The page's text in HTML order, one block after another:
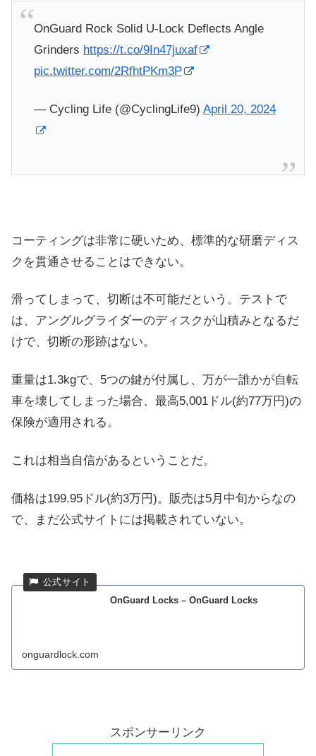
OnGuard Rock Solid U-Lock Deflects Angle
Grinders https://t.co/9In47juxaf
pic.twitter.com/2RfhtPKm3P
— Cycling Life (@CyclingLife9) April 20, 2024
コーティングは非常に硬いため、標準的な研磨ディス
クを貫通させることはできない。
滑ってしまって、切断は不可能だという。テストで
は、アングルグライダーのディスクが山積みとなるだ
けで、切断の形跡はない。
重量は1.3kgで、5つの鍵が付属し、万が一誰かが自転
車を壊してしまった場合、最高5,001ドル(約77万円)の
保険が適用される。
これは相当自信があるということだ。
価格は199.95ドル(約3万円)。販売は5月中旬からなの
で、まだ公式サイトには掲載されていない。
OnGuard Locks – OnGuard Locks
onguardlock.com
スポンサーリンク